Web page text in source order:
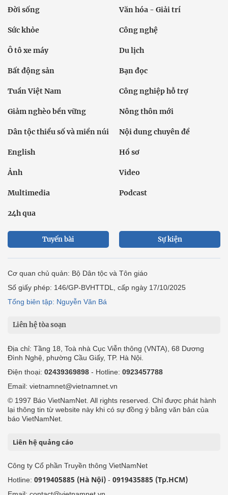
Đời sống Văn hóa - Giải trí
Sức khỏe Công nghệ
Ô tô xe máy Du lịch
Bất động sản Bạn đọc
Tuần Việt Nam Công nghiệp hỗ trợ
Giảm nghèo bền vững Nông thôn mới
Dân tộc thiểu số và miền núi Nội dung chuyên đề
English Hồ sơ
Ảnh Video
Multimedia Podcast
24h qua
Tuyến bài Sự kiện
Cơ quan chủ quản: Bộ Dân tộc và Tôn giáo
Số giấy phép: 146/GP-BVHTTDL, cấp ngày 17/10/2025
Tổng biên tập: Nguyễn Văn Bá
Liên hệ tòa soạn
Địa chỉ: Tầng 18, Toà nhà Cục Viễn thông (VNTA), 68 Dương
Đình Nghệ, phường Cầu Giấy, TP. Hà Nội.
Điện thoại: 02439369898 - Hotline: 0923457788
Email: vietnamnet@vietnamnet.vn
© 1997 Báo VietNamNet. All rights reserved. Chỉ được phát hành
lại thông tin từ website này khi có sự đồng ý bằng văn bản của
báo VietNamNet.
Liên hệ quảng cáo
Công ty Cổ phần Truyền thông VietNamNet
Hotline: 0919405885 (Hà Nội) - 0919435885 (Tp.HCM)